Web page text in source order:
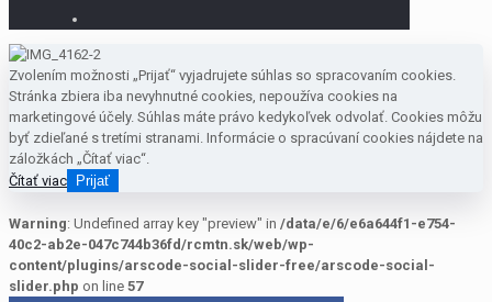
Zvolením možnosti „Prijať“ vyjadrujete súhlas so spracovaním cookies.
Stránka zbiera iba nevyhnutné cookies, nepoužíva cookies na
marketingové účely. Súhlas máte právo kedykoľvek odvolať. Cookies môžu
byť zdieľané s tretími stranami. Informácie o spracúvaní cookies nájdete na
záložkách „Čítať viac“.
Čítať viac Prijať
Warning: Undefined array key "preview" in /data/e/6/e6a644f1-e754-
40c2-ab2e-047c744b36fd/rcmtn.sk/web/wp-
content/plugins/arscode-social-slider-free/arscode-social-
slider.php on line 57